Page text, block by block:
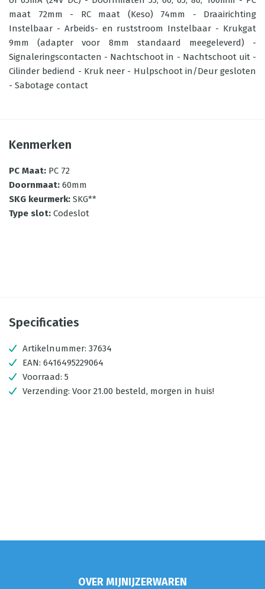
maat 72mm - RC maat (Keso) 74mm - Draairichting
Instelbaar - Arbeids- en ruststroom Instelbaar - Krukgat
9mm (adapter voor 8mm standaard meegeleverd) -
Signaleringscontacten - Nachtschoot in - Nachtschoot uit -
Cilinder bediend - Kruk neer - Hulpschoot in/Deur gesloten
- Sabotage contact
Kenmerken
PC Maat: PC 72
Doornmaat: 60mm
SKG keurmerk: SKG**
Type slot: Codeslot
Specificaties
Artikelnummer: 37634
EAN: 6416495229064
Voorraad: 5
Verzending: Voor 21.00 besteld, morgen in huis!
OVER MIJNIJZERWAREN